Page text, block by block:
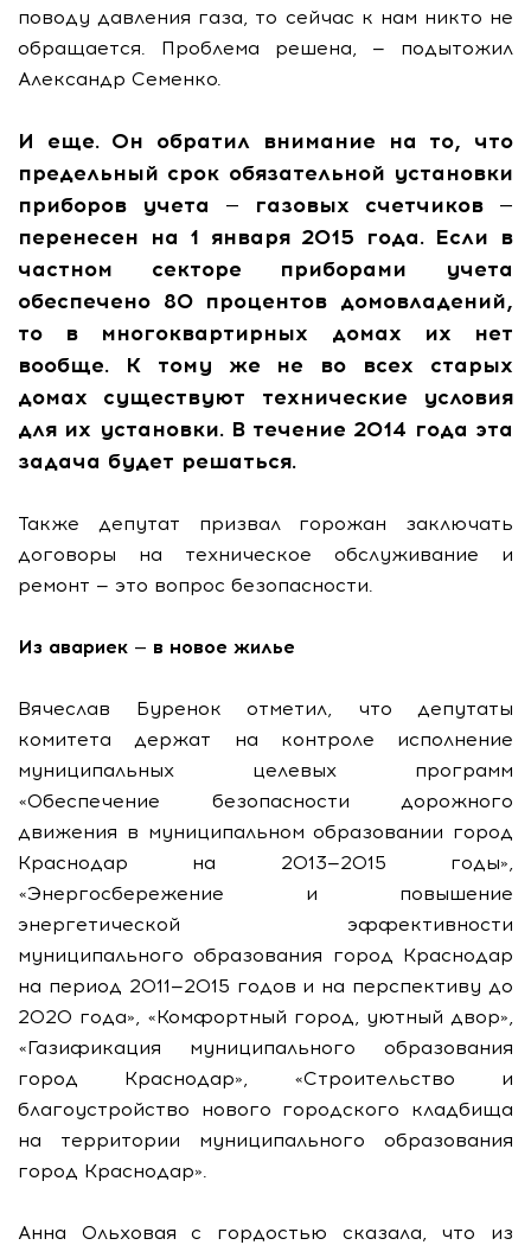
поводу давления газа, то сейчас к нам никто не
обращается. Проблема решена, — подытожил
Александр Семенко.
И еще. Он обратил внимание на то, что
предельный срок обязательной установки
приборов учета — газовых счетчиков —
перенесен на 1 января 2015 года. Если в
частном секторе приборами учета
обеспечено 80 процентов домовладений,
то в многоквартирных домах их нет
вообще. К тому же не во всех старых
домах существуют технические условия
для их установки. В течение 2014 года эта
задача будет решаться.
Также депутат призвал горожан заключать
договоры на техническое обслуживание и
ремонт — это вопрос безопасности.
Из авариек — в новое жилье
Вячеслав Буренок отметил, что депутаты
комитета держат на контроле исполнение
муниципальных целевых программ
«Обеспечение безопасности дорожного
движения в муниципальном образовании город
Краснодар на 2013—2015 годы»,
«Энергосбережение и повышение
энергетической эффективности
муниципального образования город Краснодар
на период 2011—2015 годов и на перспективу до
2020 года», «Комфортный город, уютный двор»,
«Газификация муниципального образования
город Краснодар», «Строительство и
благоустройство нового городского кладбища
на территории муниципального образования
город Краснодар».
Анна Ольховая с гордостью сказала, что из